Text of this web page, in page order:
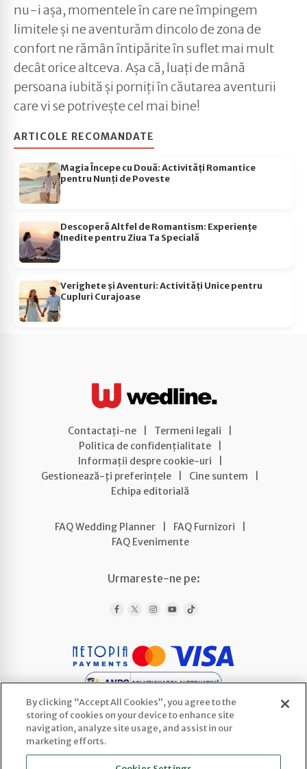
nu-i așa, momentele în care ne împingem
limitele și ne aventurăm dincolo de zona de
confort ne rămân întipărite în suflet mai mult
decât orice altceva. Așa că, luați de mână
persoana iubită și porniți în căutarea aventurii
care vi se potrivește cel mai bine!
ARTICOLE RECOMANDATE
Magia Începe cu Două: Activități Romantice
pentru Nunți de Poveste
Descoperă Altfel de Romantism: Experiențe
Inedite pentru Ziua Ta Specială
Verighete și Aventuri: Activități Unice pentru
Cupluri Curajoase
Contactați-ne Termeni legali
Politica de confidențialitate
Informații despre cookie-uri
Gestionează-ți preferințele
Cine suntem
Echipa editorială
FAQ Wedding Planner FAQ Furnizori
FAQ Evenimente
Urmareste-ne pe:
By clicking “Accept All Cookies”, you agree to the
storing of cookies on your device to enhance site
navigation, analyze site usage, and assist in our
marketing efforts.